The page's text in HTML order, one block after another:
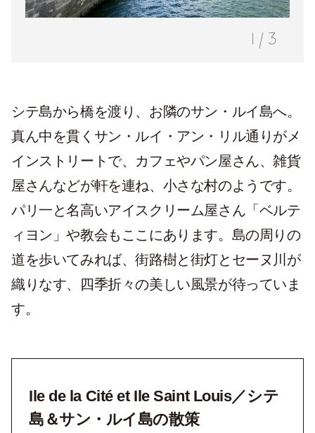
1 / 3
シテ島から橋を渡り、お隣のサン・ルイ島へ。
真ん中を貫くサン・ルイ・アン・リル通りがメ
インストリートで、カフェやパン屋さん、雑貨
屋さんなどが軒を連ね、小さな村のようです。
パリ一と名高いアイスクリーム屋さん「ベルテ
ィヨン」や教会もここにあります。島の周りの
道を歩いてみれば、街路樹と街灯とセーヌ川が
織りなす、四季折々の美しい風景が待っていま
す。
Ile de la Cité et Ile Saint Louis／シテ
島＆サン・ルイ島の散策